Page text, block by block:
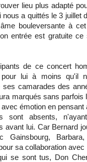
lieu plus adapté
a quittés le 3 juillet
bouleversante à
entrée est gratuite
de ce concert
pour lui à moins qu'il
camarades des
marqués sans parfois
émotion en
sont absents,
avant lui. Car Bernard
Gainsbourg,
sa collaboration
se sont tus, Don